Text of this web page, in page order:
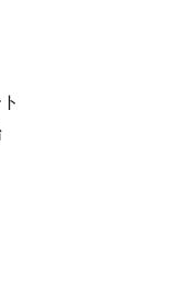
開校
コンサート
掘調査開始
館